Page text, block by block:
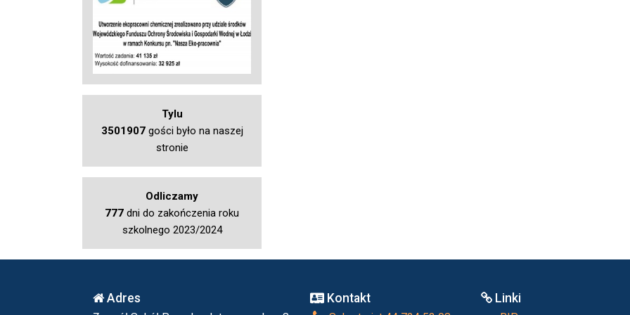
Tylu
3501907gości było na naszej
stronie
Odliczamy
777 dni do zakończenia roku
szkolnego 2023/2024
Adres Kontakt Linki